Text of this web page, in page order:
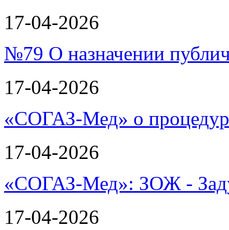
17-04-2026
№79 О назначении
17-04-2026
«СОГАЗ-Мед» о
17-04-2026
«СОГАЗ-Мед»: ЗОЖ -
17-04-2026